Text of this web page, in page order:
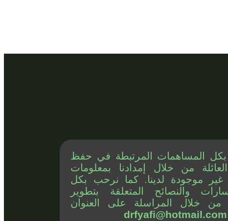
المساهمات المرتبطة في حفظ
من خلال إمدادنا بمعلومات
غير موجودة لدينا. كما نرحب بكل
والنصائح المتعلقة بتطوير
من خلال المراسلة على العنوان
drfyafi@hotmail.com